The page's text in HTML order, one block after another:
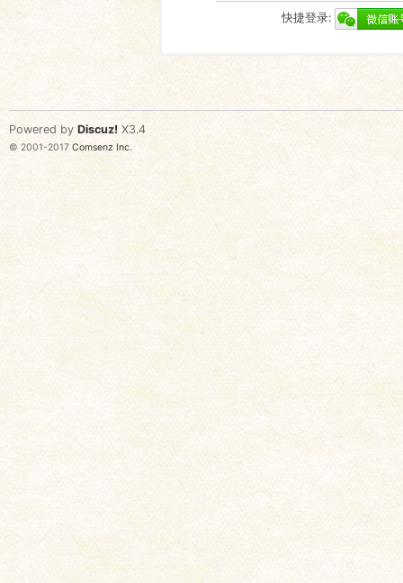
快捷登录:
Powered by Discuz! X3.4
© 2001-2017 Comsenz Inc.